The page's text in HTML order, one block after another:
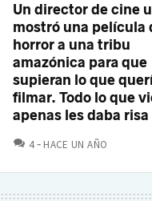
Un director de cine
mostró una película
horror a una tribu
amazónica para que
supieran lo que
filmar. Todo lo que
apenas les daba risa
4 COMENTARIOS
HACE UN AÑO